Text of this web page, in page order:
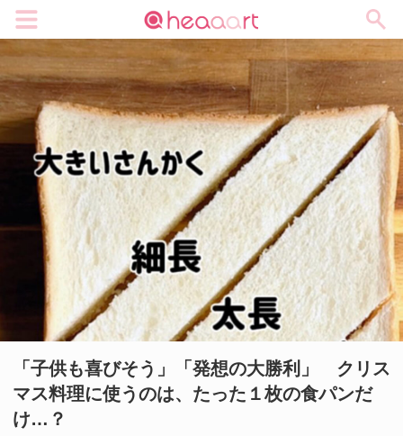
「子供も喜びそう」「発想の大勝利」 クリス
マス料理に使うのは、たった１枚の食パンだ
け…？